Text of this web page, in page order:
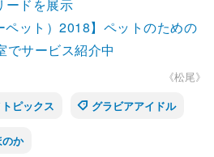
ードを展示
ペット）2018】ペットのための
でサービス紹介中
《松尾》
ピックス グラビアアイドル
か